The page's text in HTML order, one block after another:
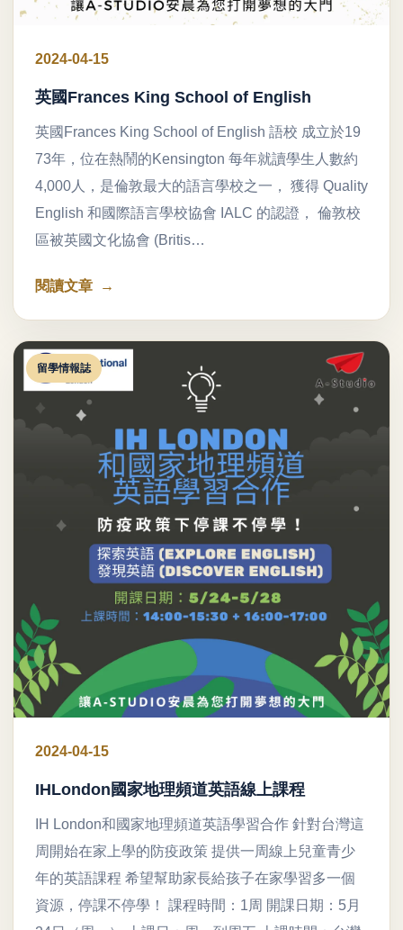
2024-04-15
英國Frances King School of English
英國Frances King School of English 語校 成立於19
73年，位在熱鬧的Kensington 每年就讀學生人數約
4,000人，是倫敦最大的語言學校之一， 獲得 Quality
English 和國際語言學校協會 IALC 的認證， 倫敦校
區被英國文化協會 (Britis…
閱讀文章
留學情報誌
2024-04-15
IHLondon國家地理頻道英語線上課程
IH London和國家地理頻道英語學習合作 針對台灣這
周開始在家上學的防疫政策 提供一周線上兒童青少
年的英語課程 希望幫助家長給孩子在家學習多一個
資源，停課不停學！ 課程時間：1周 開課日期：5月